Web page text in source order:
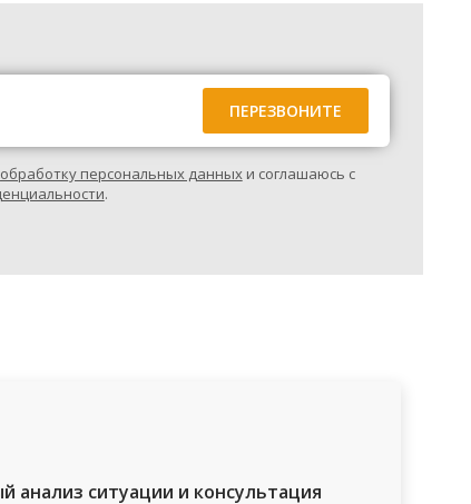
обработку персональных данныхи соглашаюсь с
.
анализ ситуации и консультация